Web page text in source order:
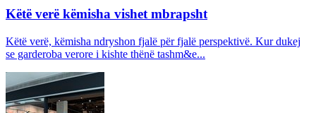
Këtë verë këmisha vishet mbrapsht
Këtë verë, këmisha ndryshon fjalë për fjalë perspektivë. Kur dukej
se garderoba verore i kishte thënë tashm&e...